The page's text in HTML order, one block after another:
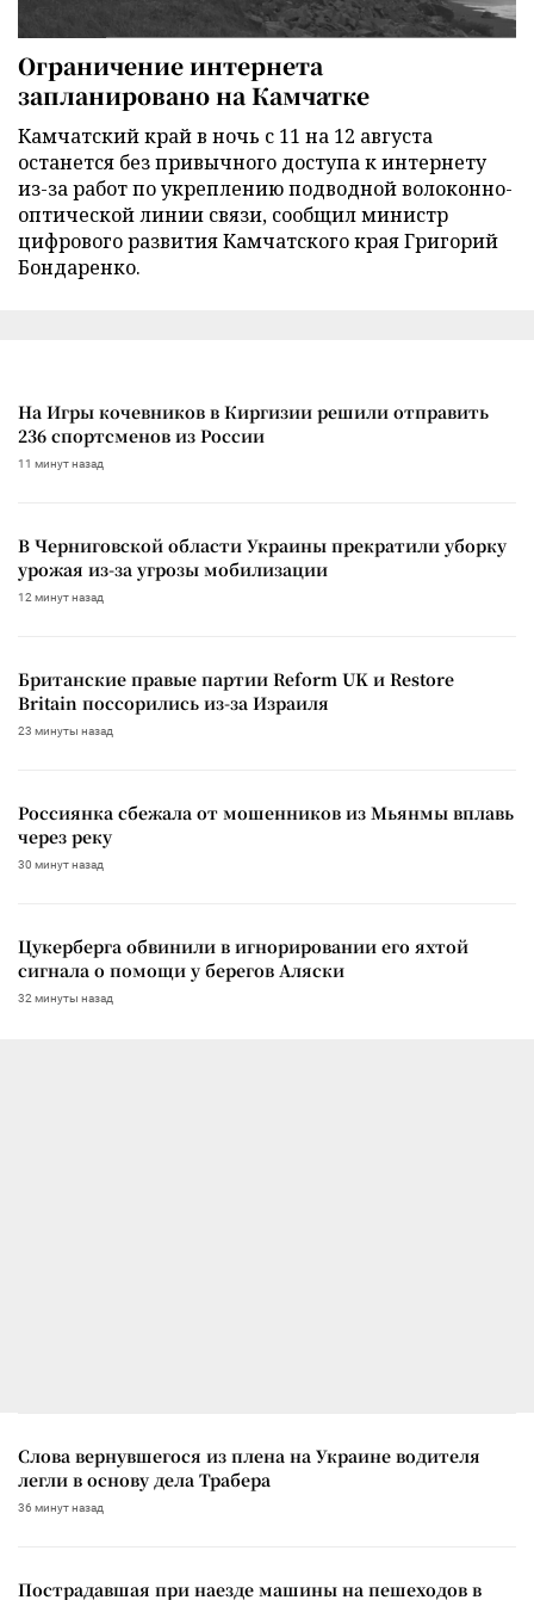
Ограничение интернета
запланировано на Камчатке
Камчатский край в ночь с 11 на 12 августа
останется без привычного доступа к интернету
из-за работ по укреплению подводной волоконно-
оптической линии связи, сообщил министр
цифрового развития Камчатского края Григорий
Бондаренко.
На Игры кочевников в Киргизии решили отправить
236 спортсменов из России
11 минут назад
В Черниговской области Украины прекратили уборку
урожая из-за угрозы мобилизации
12 минут назад
Британские правые партии Reform UK и Restore
Britain поссорились из-за Израиля
23 минуты назад
Россиянка сбежала от мошенников из Мьянмы вплавь
через реку
30 минут назад
Цукерберга обвинили в игнорировании его яхтой
сигнала о помощи у берегов Аляски
32 минуты назад
Слова вернувшегося из плена на Украине водителя
легли в основу дела Трабера
36 минут назад
Пострадавшая при наезде машины на пешеходов в